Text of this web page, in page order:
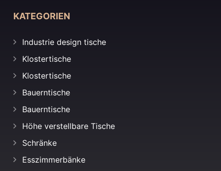
KATEGORIEN
Industrie design tische
Klostertische
Klostertische
Bauerntische
Bauerntische
Höhe verstellbare Tische
Schränke
Esszimmerbänke